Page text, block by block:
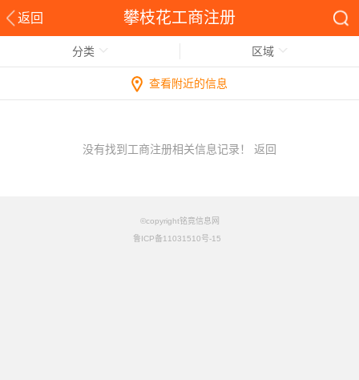
返回 攀枝花工商注册
分类 区域
查看附近的信息
没有找到工商注册相关信息记录！ 返回
©copyright铭竟信息网
鲁ICP备11031510号-15